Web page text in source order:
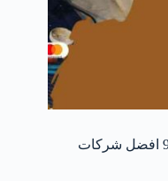
تسليك مجاري الشعب السكنية 99009522 افضل شركات